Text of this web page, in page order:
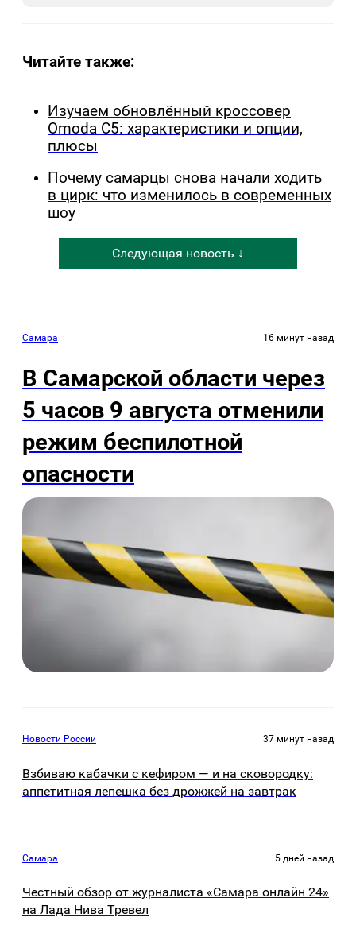
Читайте также:
Изучаем обновлённый кроссовер
Omoda C5: характеристики и опции,
плюсы
Почему самарцы снова начали ходить
в цирк: что изменилось в современных
шоу
Следующая новость ↓
Самара 16 минут назад
В Самарской области через
5 часов 9 августа отменили
режим беспилотной
опасности
Новости России 37 минут назад
Взбиваю кабачки с кефиром — и на сковородку:
аппетитная лепешка без дрожжей на завтрак
Самара 5 дней назад
Честный обзор от журналиста «Самара онлайн 24»
на Лада Нива Тревел